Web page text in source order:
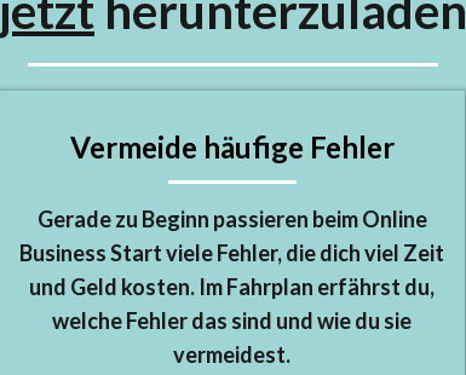
Vermeide häufige Fehler
Gerade zu Beginn passieren beim Online
Business Start viele Fehler, die dich viel Zeit
und Geld kosten. Im Fahrplan erfährst du,
welche Fehler das sind und wie du sie
vermeidest.